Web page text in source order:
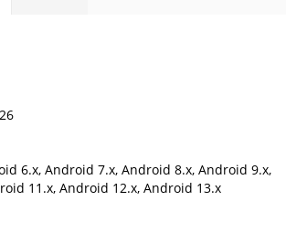
6.x, Android 7.x, Android 8.x, Android 9.x,
11.x, Android 12.x, Android 13.x